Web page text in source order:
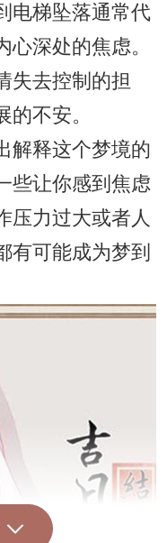
电梯坠落通常代
深处的焦虑。
失去控制的担
不安。
解释这个梦境的
些让你感到焦虑
压力过大或者人
有可能成为梦到